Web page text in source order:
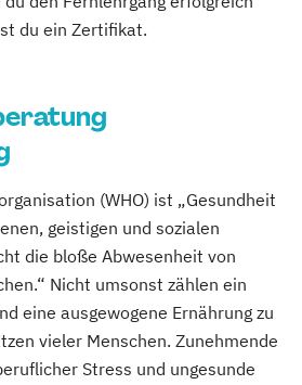
Kindersport Trainer
im Gesundheitssport
im Gesundheitssport
Sporttherapeut
Coach
Management
Heilpraktiker/-in
in der Ernährung
du ein Zertifikat.
(WHO) ist „Gesundheit
geistigen und sozialen
die bloße Abwesenheit von
Nicht umsonst zählen ein
eine ausgewogene Ernährung zu
vieler Menschen. Zunehmende
Stress und ungesunde